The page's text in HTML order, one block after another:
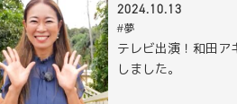
2024.10.13
#夢
テレビ出演！和田ア
しました。